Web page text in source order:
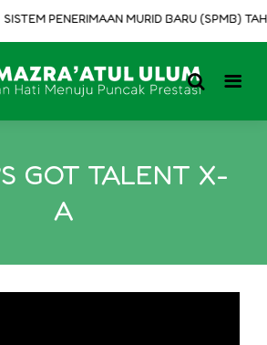
SISTEM PENERIMAAN MURID BARU (SPMB)
GOT TALENT X-
A